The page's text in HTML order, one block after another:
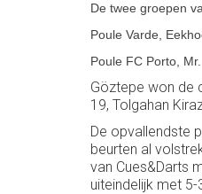
De twee groepen
Poule Varde,
Poule FC Porto,
Göztepe won de
19, Tolgahan
De opvallendste
beurten al
van Cues&Darts
uiteindelijk met